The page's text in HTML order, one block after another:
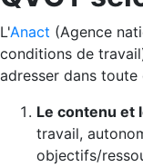
L'Anact (Agence
conditions de
adresser dans toute
Le contenu et
travail,
objectifs/